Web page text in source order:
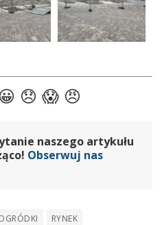
naszego artykułu
Obserwuj nas
RYNEK